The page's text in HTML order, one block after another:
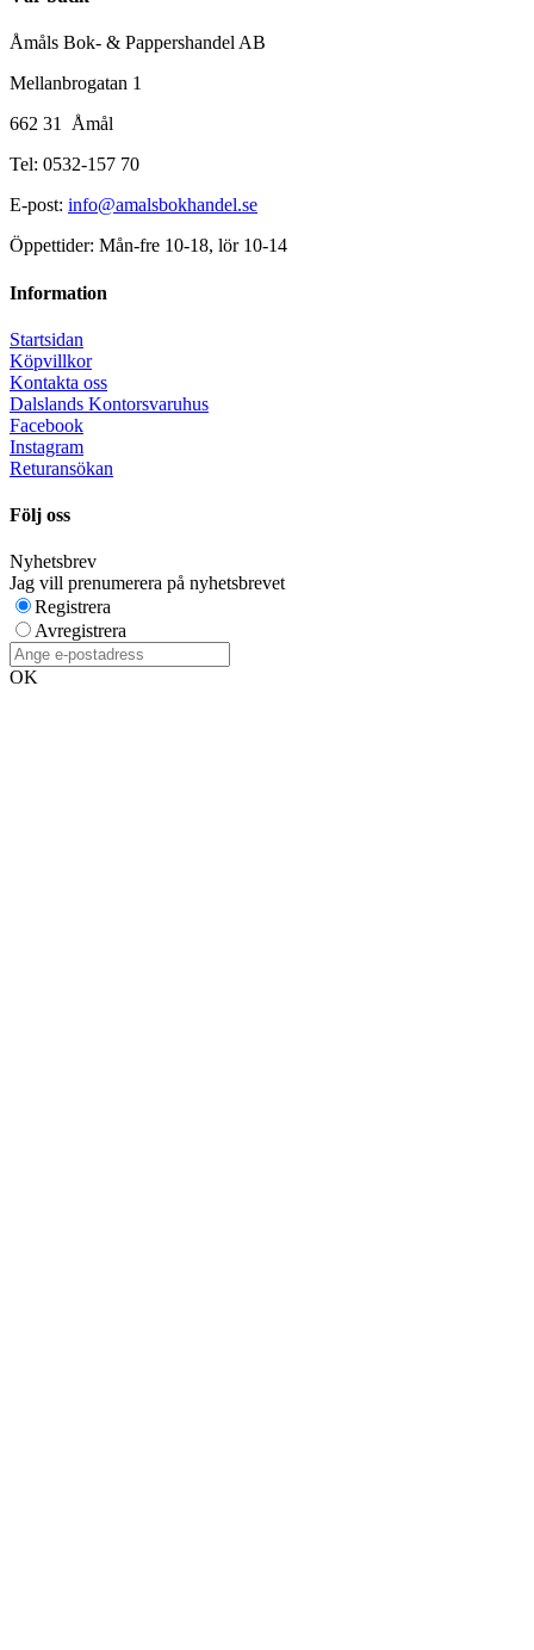
Åmåls Bok- & Pappershandel AB
Mellanbrogatan 1
662 31 Åmål
Tel: 0532-157 70
E-post: info@amalsbokhandel.se
Öppettider: Mån-fre 10-18, lör 10-14
Information
Startsidan
Köpvillkor
Kontakta oss
Dalslands Kontorsvaruhus
Facebook
Instagram
Returansökan
Följ oss
Nyhetsbrev
Jag vill prenumerera på nyhetsbrevet
Registrera
Avregistrera
OK